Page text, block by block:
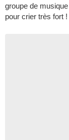
groupe de
pour crier très fort !